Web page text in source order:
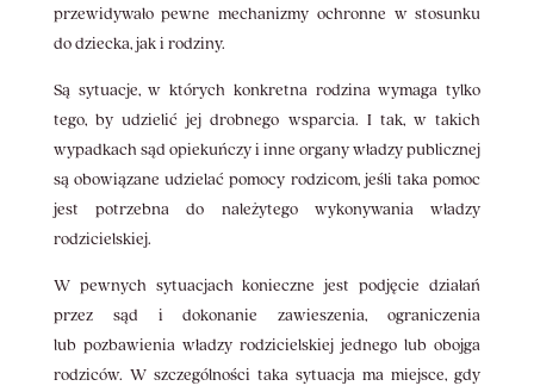
przewidywało pewne mechanizmy ochronne w stosunku
do dziecka, jak i rodziny.
Są sytuacje, w których konkretna rodzina wymaga tylko
tego, by udzielić jej drobnego wsparcia. I tak, w takich
wypadkach sąd opiekuńczy i inne organy władzy publicznej
są obowiązane udzielać pomocy rodzicom, jeśli taka pomoc
jest potrzebna do należytego wykonywania władzy
rodzicielskiej.
W pewnych sytuacjach konieczne jest podjęcie działań
przez sąd i dokonanie zawieszenia, ograniczenia
lub pozbawienia władzy rodzicielskiej jednego lub obojga
rodziców. W szczególności taka sytuacja ma miejsce, gdy